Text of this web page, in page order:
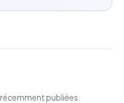
récemment publiées.